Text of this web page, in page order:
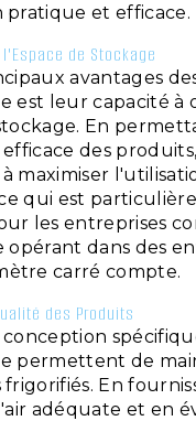
pratique et efficace.
de Stockage
avantages
est leur capacité à
En
des
maximiser
qui est
les entreprises
opérant dans des
carré compte.
des Produits
permettent de
En
adéquate et en